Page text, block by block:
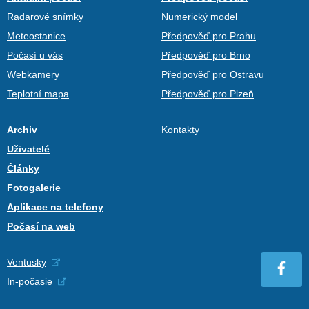
Radarové snímky
Meteostanice
Počasí u vás
Webkamery
Teplotní mapa
Numerický model
Předpověď pro Prahu
Předpověď pro Brno
Předpověď pro Ostravu
Předpověď pro Plzeň
Archiv
Uživatelé
Články
Fotogalerie
Aplikace na telefony
Počasí na web
Kontakty
Ventusky
In-počasie